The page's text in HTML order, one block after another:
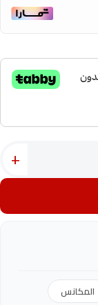
+
المكانس